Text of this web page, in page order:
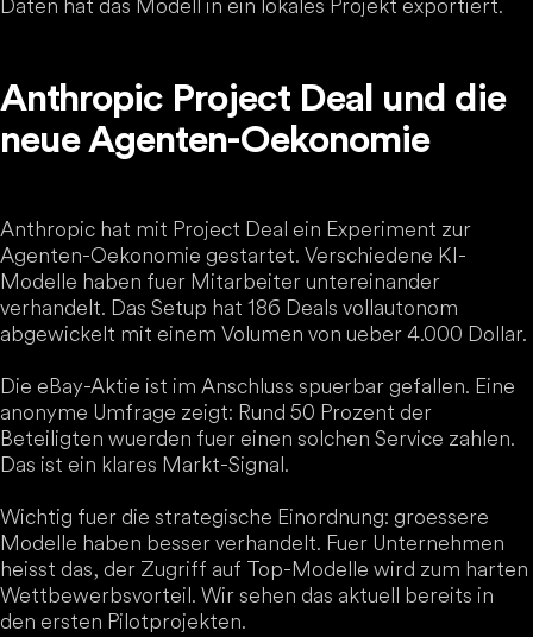
Daten hat das Modell in ein lokales Projekt exportiert.
Anthropic Project Deal und die
neue Agenten-Oekonomie
Anthropic hat mit Project Deal ein Experiment zur
Agenten-Oekonomie gestartet. Verschiedene KI-
Modelle haben fuer Mitarbeiter untereinander
verhandelt. Das Setup hat 186 Deals vollautonom
abgewickelt mit einem Volumen von ueber 4.000 Dollar.
Die eBay-Aktie ist im Anschluss spuerbar gefallen. Eine
anonyme Umfrage zeigt: Rund 50 Prozent der
Beteiligten wuerden fuer einen solchen Service zahlen.
Das ist ein klares Markt-Signal.
Wichtig fuer die strategische Einordnung: groessere
Modelle haben besser verhandelt. Fuer Unternehmen
heisst das, der Zugriff auf Top-Modelle wird zum harten
Wettbewerbsvorteil. Wir sehen das aktuell bereits in
den ersten Pilotprojekten.